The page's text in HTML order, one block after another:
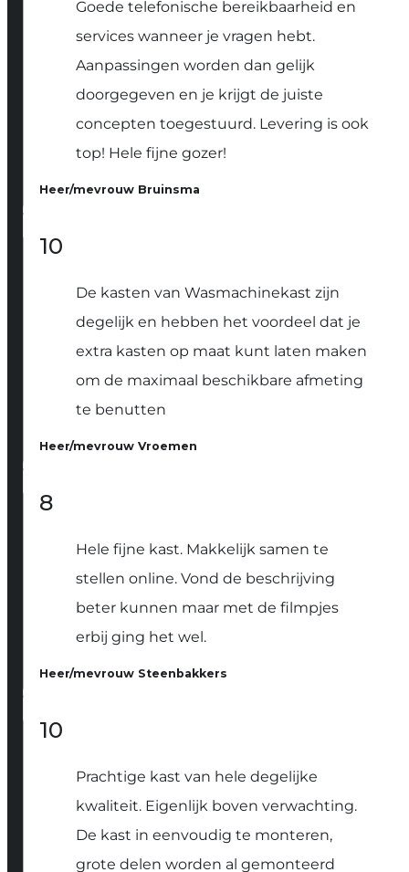
Goede telefonische bereikbaarheid en
services wanneer je vragen hebt.
Aanpassingen worden dan gelijk
doorgegeven en je krijgt de juiste
concepten toegestuurd. Levering is ook
top! Hele fijne gozer!
Heer/mevrouw Bruinsma
10
De kasten van Wasmachinekast zijn
degelijk en hebben het voordeel dat je
extra kasten op maat kunt laten maken
om de maximaal beschikbare afmeting
te benutten
Heer/mevrouw Vroemen
8
Hele fijne kast. Makkelijk samen te
stellen online. Vond de beschrijving
beter kunnen maar met de filmpjes
erbij ging het wel.
Heer/mevrouw Steenbakkers
10
Prachtige kast van hele degelijke
kwaliteit. Eigenlijk boven verwachting.
De kast in eenvoudig te monteren,
grote delen worden al gemonteerd